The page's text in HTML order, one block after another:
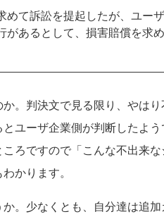
て訴訟を提起したが、ユー
あるとして、損害賠償を求
。判決文で見る限り、やは
ユーザ企業側が判断したよ
ろですので「こんな不出来
かります。
。少なくとも、自分達は追加